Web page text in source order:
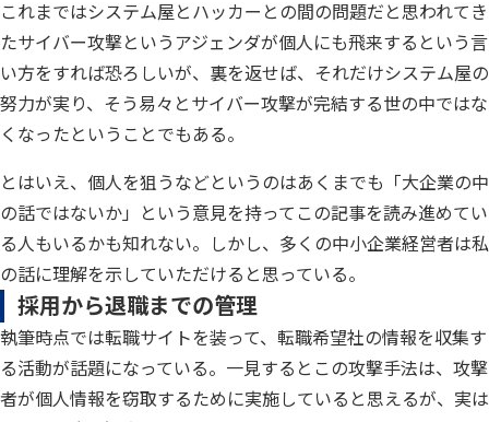
これまではシステム屋とハッカーとの間の問題だと思われてき
たサイバー攻撃というアジェンダが個人にも飛来するという言
い方をすれば恐ろしいが、裏を返せば、それだけシステム屋の
努力が実り、そう易々とサイバー攻撃が完結する世の中ではな
くなったということでもある。
とはいえ、個人を狙うなどというのはあくまでも「大企業の中
の話ではないか」という意見を持ってこの記事を読み進めてい
る人もいるかも知れない。しかし、多くの中小企業経営者は私
の話に理解を示していただけると思っている。
採用から退職までの管理
執筆時点では転職サイトを装って、転職希望社の情報を収集す
る活動が話題になっている。一見するとこの攻撃手法は、攻撃
者が個人情報を窃取するために実施していると思えるが、実は